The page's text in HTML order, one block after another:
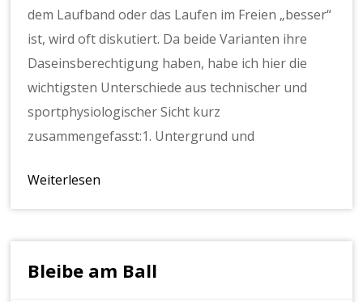
dem Laufband oder das Laufen im Freien „besser“
ist, wird oft diskutiert. Da beide Varianten ihre
Daseinsberechtigung haben, habe ich hier die
wichtigsten Unterschiede aus technischer und
sportphysiologischer Sicht kurz
zusammengefasst:1. Untergrund und
Weiterlesen
Bleibe am Ball